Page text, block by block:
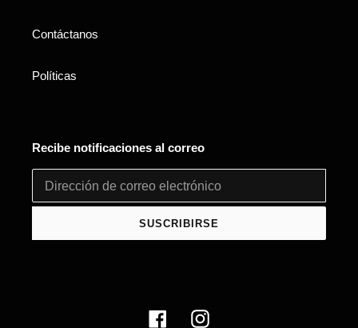
Contáctanos
Políticas
Recibe notificaciones al correo
SUSCRIBIRSE
FacebookInstagram